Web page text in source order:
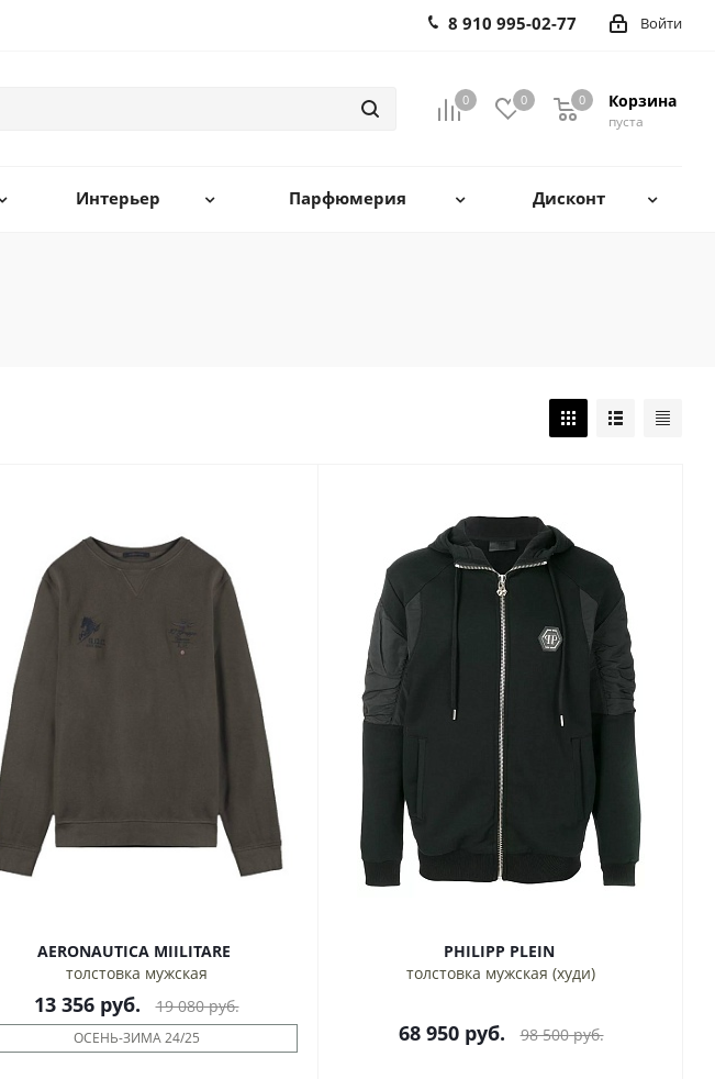
Войти
8 910 995-02-77
0 0 Корзина
0
пуста
0
Интерьер Парфюмерия Дисконт
AERONAUTICA MIILITARE
толстовка мужская
13 356руб. 19 080руб.
ОСЕНЬ-ЗИМА 24/25
PHILIPP PLEIN
толстовка мужская (худи)
68 950руб. 98 500руб.